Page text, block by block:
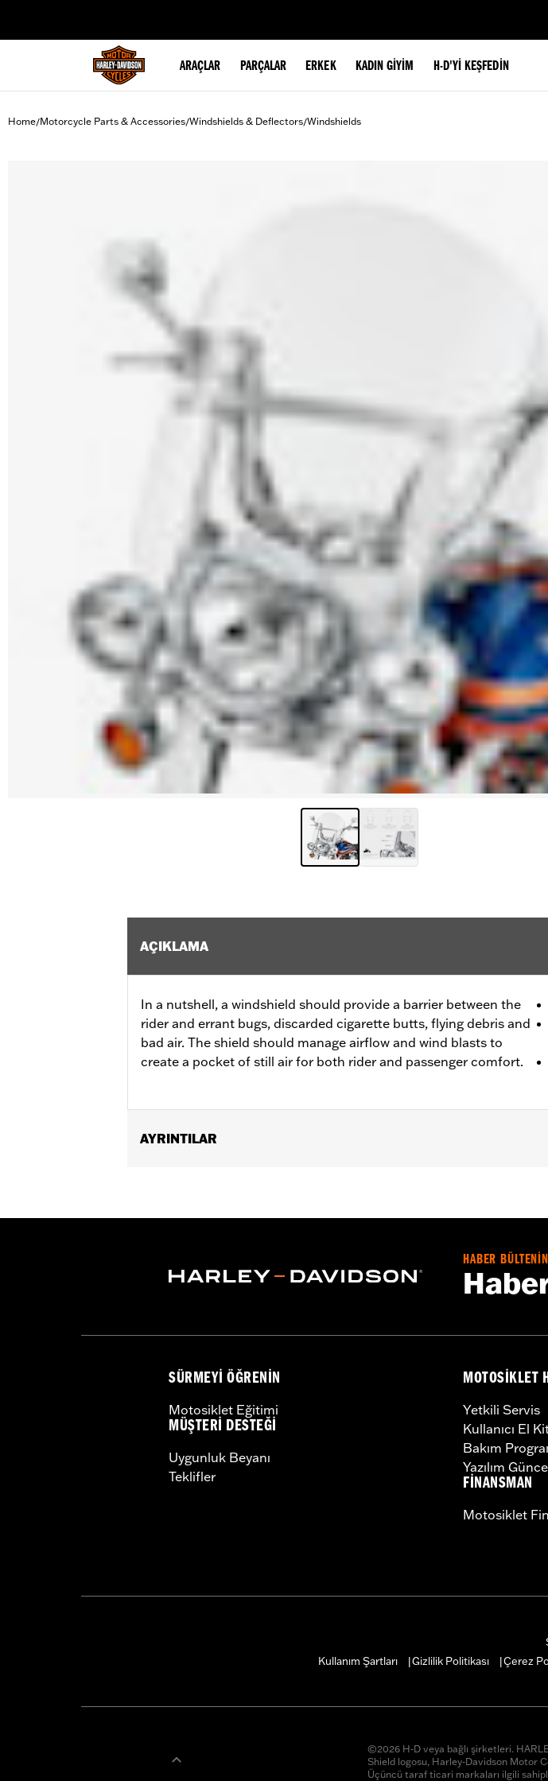
ARAÇLAR PARÇALAR ERKEK KADIN GIYIM H-D'YI KEŞFEDIN
Home/Motorcycle Parts & Accessories/Windshields & Deflectors/Windshields
AÇIKLAMA
In a nutshell, a windshield should provide a barrier between the
rider and errant bugs, discarded cigarette butts, flying debris and
bad air. The shield should manage airflow and wind blasts to
create a pocket of still air for both rider and passenger comfort.
AYRINTILAR
not fit with Custom Auxiliary Lighting Kit P/N 68000051.
Width:23.1 Inches
Windshield Overall Height:
Windshield Overall Height UOM:
WARRANTY:1 year limited warranty – Go to www.h-d.com/warranty
HABER
SÜRMEYI ÖĞRENIN
Motosiklet Eğitimi
MÜŞTERI DESTEĞI
Uygunluk Beyanı
Teklifler
MOTOSIKLET
Yetkili Servis
Kullanıcı El
Bakım
Yazılım
FINANSMAN
Motosiklet
Kullanım Şartları
Gizlilik Politikası Çerez
©2026 H-D veya bağlı şirketleri.
Shield logosu, Harley-Davidson Motor
Üçüncü taraf ticari markaları ilgili